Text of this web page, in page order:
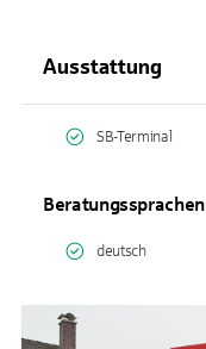
Ausstattung
SB-Terminal
Beratungssprachen
deutsch